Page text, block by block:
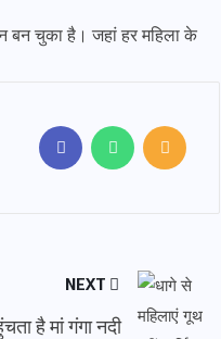
बन चुका है। जहां हर महिला के
NEXT
है मां गंगा नदी